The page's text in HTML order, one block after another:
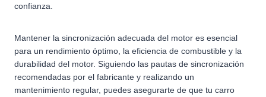
confianza.
Mantener la sincronización adecuada del motor es esencial
para un rendimiento óptimo, la eficiencia de combustible y la
durabilidad del motor. Siguiendo las pautas de sincronización
recomendadas por el fabricante y realizando un
mantenimiento regular, puedes asegurarte de que tu carro